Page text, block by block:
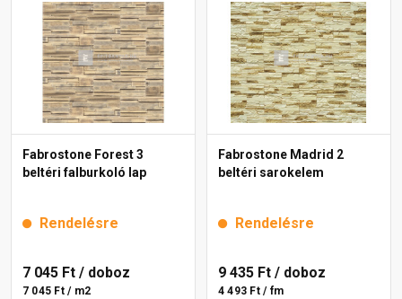
Fabrostone Forest 3
beltéri falburkoló lap
Rendelésre
7 045 Ft / doboz
7 045 Ft / m2
Fabrostone Madrid 2
beltéri sarokelem
Rendelésre
9 435 Ft / doboz
4 493 Ft / fm